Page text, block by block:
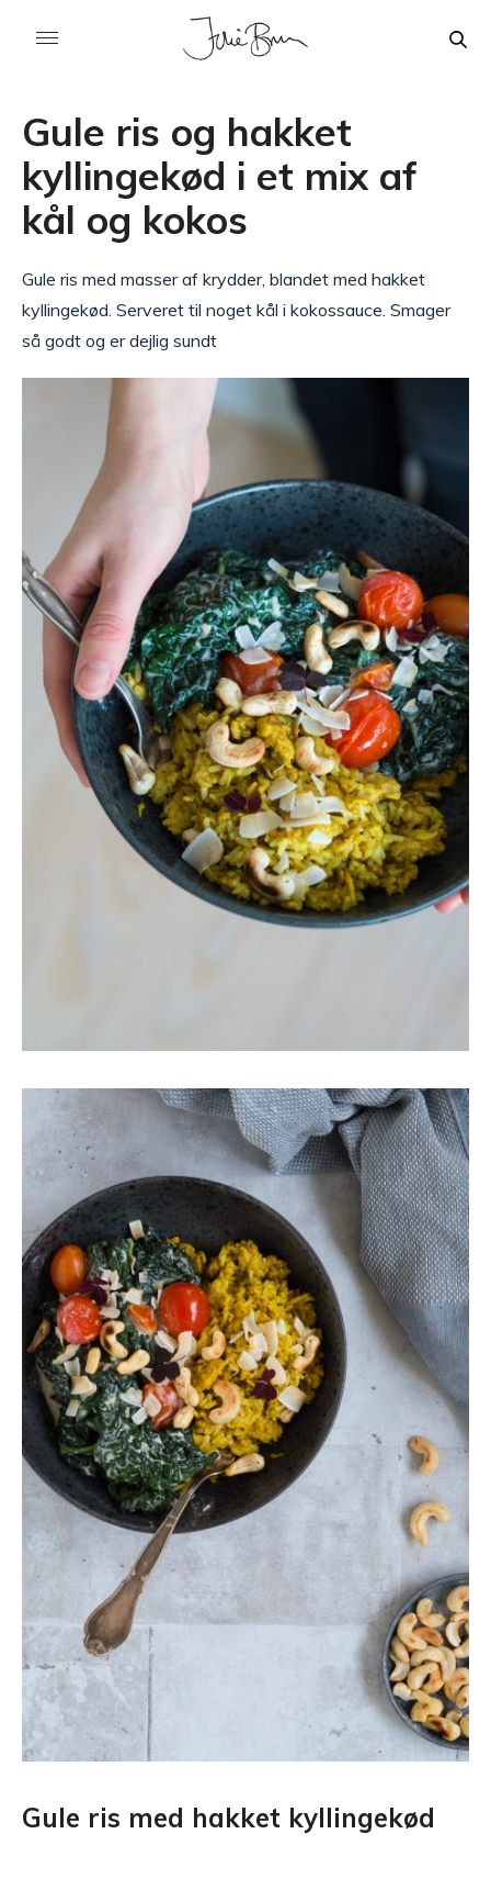
Gule ris og hakket
kyllingekød i et mix af
kål og kokos
Gule ris med masser af krydder, blandet med hakket
kyllingekød. Serveret til noget kål i kokossauce. Smager
så godt og er dejlig sundt
Gule ris med hakket kyllingekød